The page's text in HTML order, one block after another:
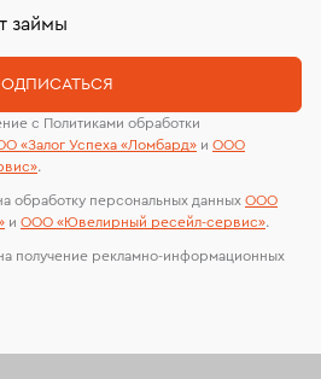
займы
с Политиками обработки
«Залог Успеха «Ломбард» и ООО
.
обработку персональных данных ООО
и ООО «Ювелирный ресейл-сервиc».
получение рекламно-информационных